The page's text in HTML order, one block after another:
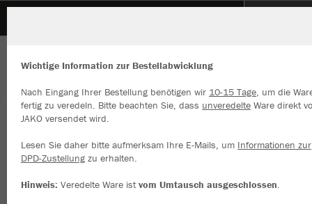
Wichtige Information zur Bestellabwicklung
Nach Eingang Ihrer Bestellung benötigen wir 10-15 Tage, um die
fertig zu veredeln. Bitte beachten Sie, dass unveredelte Ware direkt
JAKO versendet wird.
Lesen Sie daher bitte aufmerksam Ihre E-Mails, um Informationen zur
DPD-Zustellung zu erhalten.
Hinweis: Veredelte Ware istvom Umtausch ausgeschlossen.
Wir verwenden Cookies
Inhalte anzeigen und unsere Website verbessern. Weitere
zu den Cookies findest Du in den Einstellungen.
Alle akzeptieren